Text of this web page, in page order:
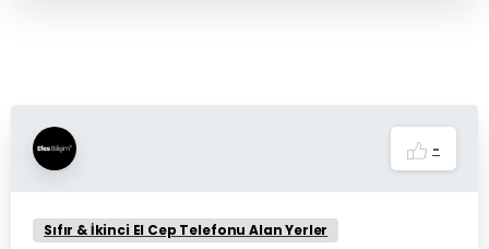
-
Sıfır & İkinci El Cep Telefonu Alan Yerler